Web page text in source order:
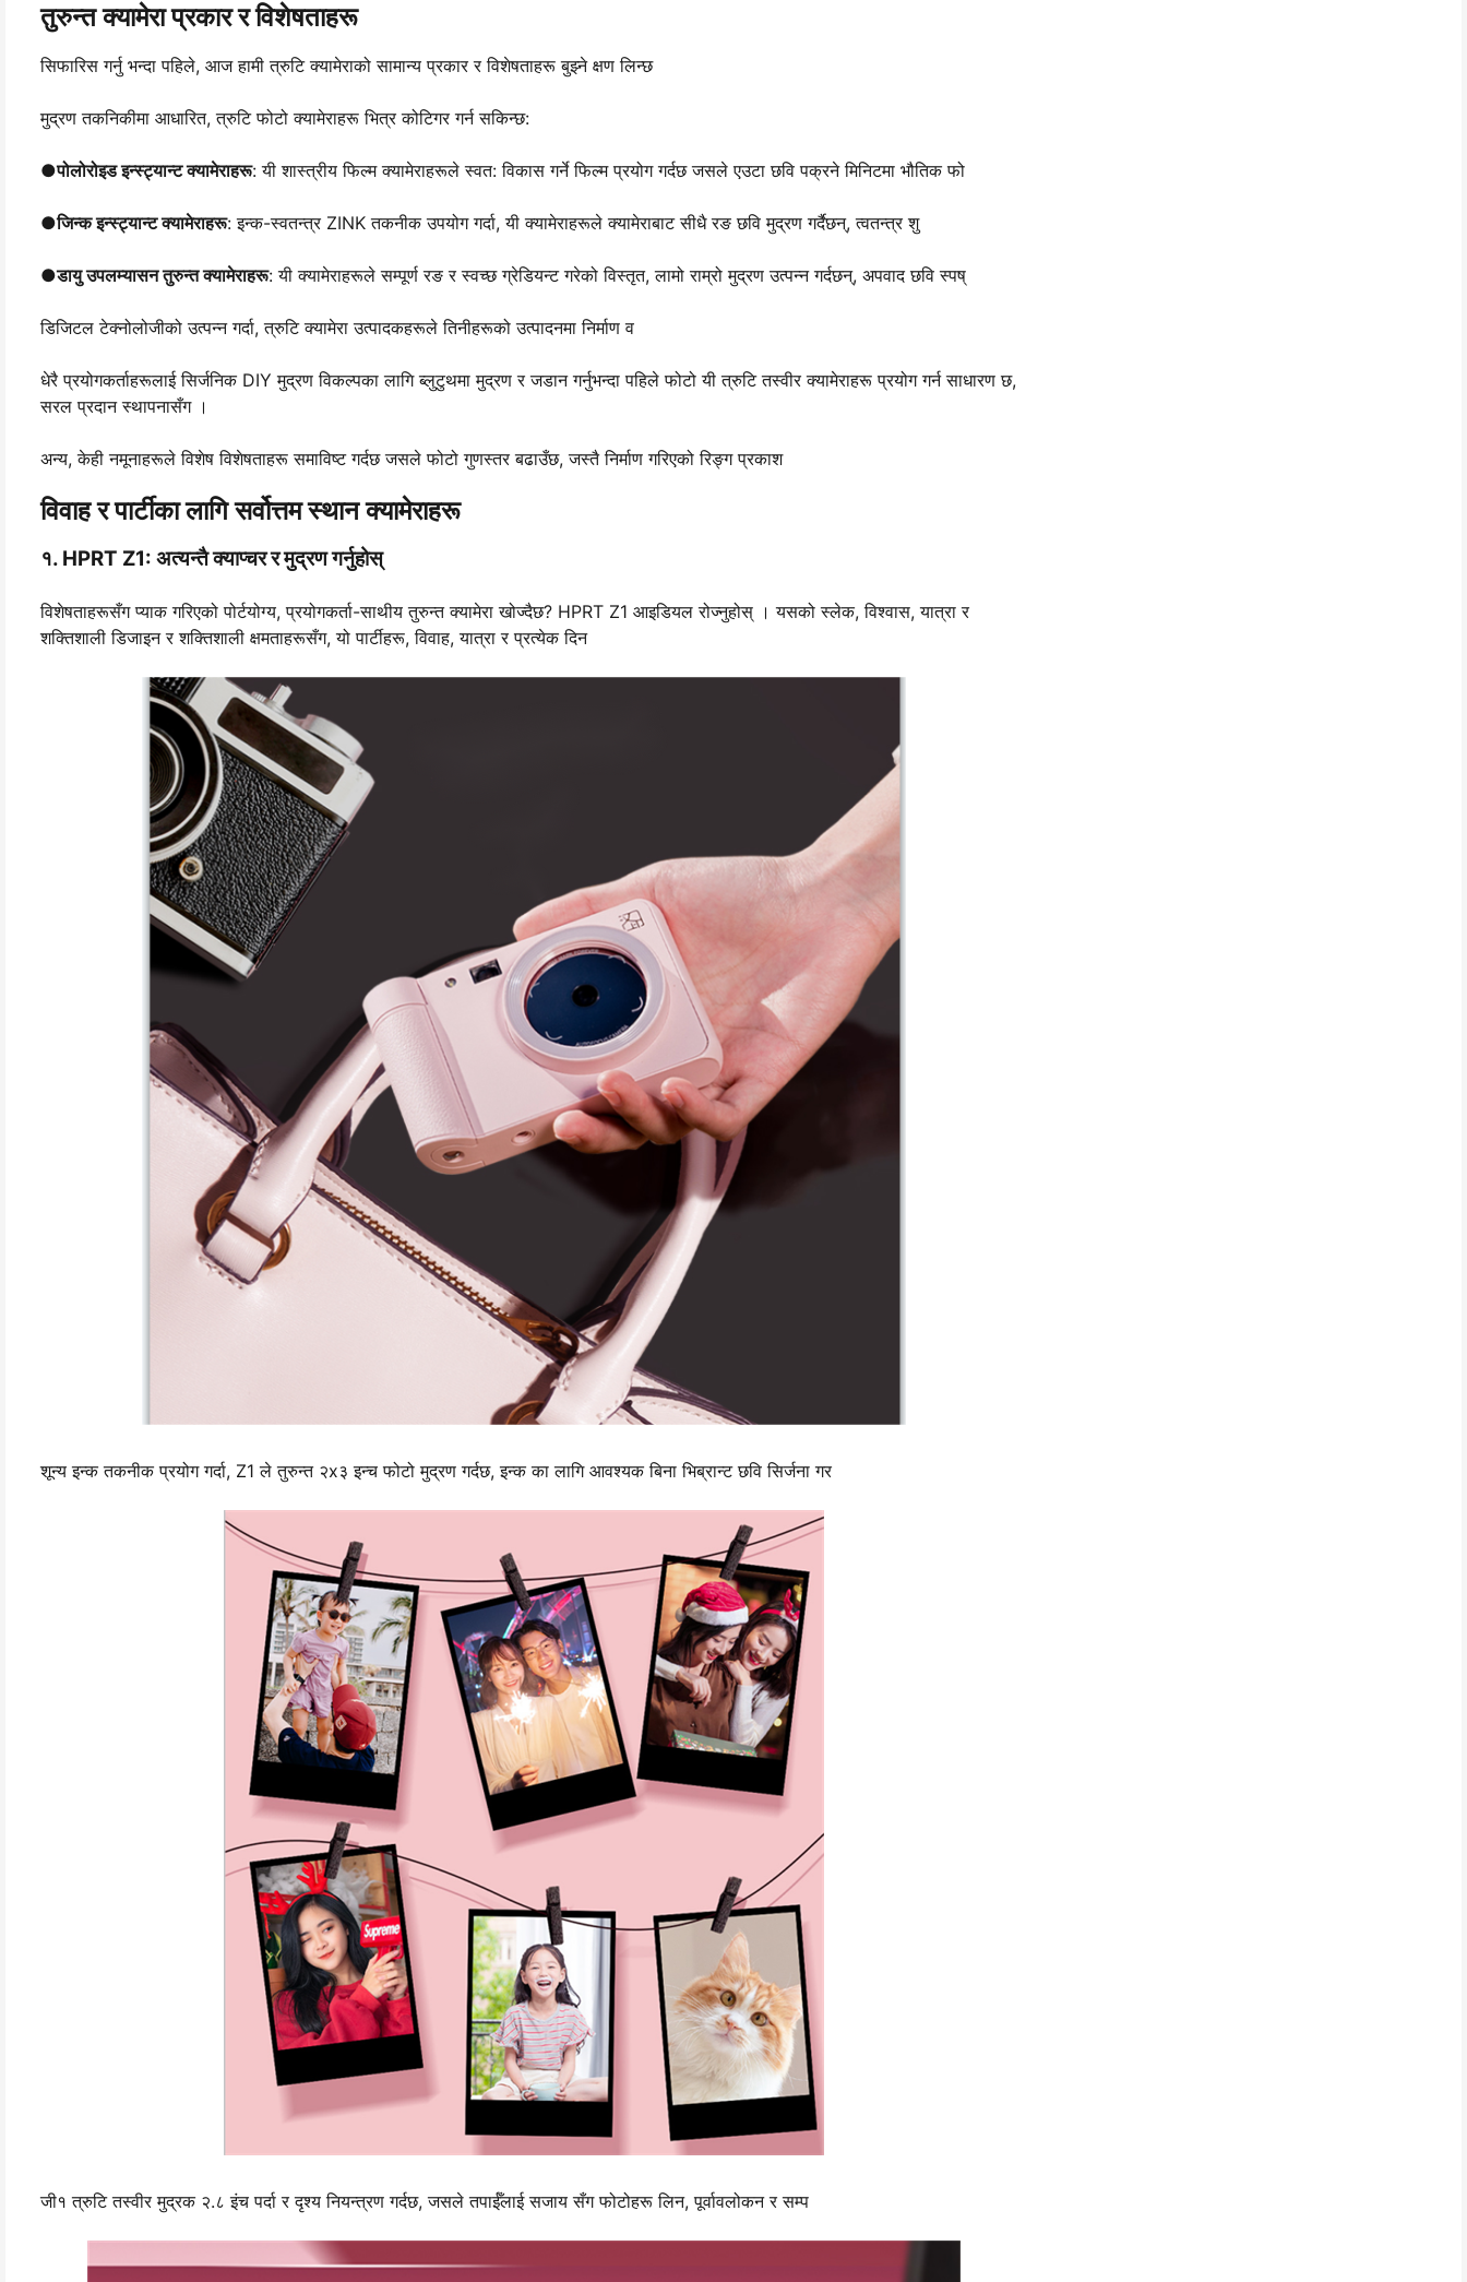
तुरुन्त क्यामेरा प्रकार र विशेषताहरू
सिफारिस गर्नु भन्दा पहिले, आज हामी त्रुटि क्यामेराको सामान्य प्रकार र विशेषताहरू बुझ्ने क्षण लिन्छ
मुद्रण तकनिकीमा आधारित, त्रुटि फोटो क्यामेराहरू भित्र कोटिगर गर्न सकिन्छ:
●पोलोरोइड इन्स्ट्यान्ट क्यामेराहरू: यी शास्त्रीय फिल्म क्यामेराहरूले स्वत: विकास गर्ने फिल्म प्रयोग गर्दछ जसले एउटा छवि पक्रने मिनिटमा भौतिक फो
●जिन्क इन्स्ट्यान्ट क्यामेराहरू: इन्क-स्वतन्त्र ZINK तकनीक उपयोग गर्दा, यी क्यामेराहरूले क्यामेराबाट सीधै रङ छवि मुद्रण गर्दैछन्, त्वतन्त्र शु
●डायु उपलम्यासन तुरुन्त क्यामेराहरू: यी क्यामेराहरूले सम्पूर्ण रङ र स्वच्छ ग्रेडियन्ट गरेको विस्तृत, लामो राम्रो मुद्रण उत्पन्न गर्दछन्, अपवाद छवि स्पष्
डिजिटल टेक्नोलोजीको उत्पन्न गर्दा, त्रुटि क्यामेरा उत्पादकहरूले तिनीहरूको उत्पादनमा निर्माण व
धेरै प्रयोगकर्ताहरूलाई सिर्जनिक DIY मुद्रण विकल्पका लागि ब्लुटुथमा मुद्रण र जडान गर्नुभन्दा पहिले फोटो यी त्रुटि तस्वीर क्यामेराहरू प्रयोग गर्न साधारण छ,
सरल प्रदान स्थापनासँग ।
अन्य, केही नमूनाहरूले विशेष विशेषताहरू समाविष्ट गर्दछ जसले फोटो गुणस्तर बढाउँछ, जस्तै निर्माण गरिएको रिङ्ग प्रकाश
विवाह र पार्टीका लागि सर्वोत्तम स्थान क्यामेराहरू
१. HPRT Z1: अत्यन्तै क्याप्चर र मुद्रण गर्नुहोस्
विशेषताहरूसँग प्याक गरिएको पोर्टयोग्य, प्रयोगकर्ता-साथीय तुरुन्त क्यामेरा खोज्दैछ? HPRT Z1 आइडियल रोज्नुहोस् । यसको स्लेक, विश्वास, यात्रा र
शक्तिशाली डिजाइन र शक्तिशाली क्षमताहरूसँग, यो पार्टीहरू, विवाह, यात्रा र प्रत्येक दिन
शून्य इन्क तकनीक प्रयोग गर्दा, Z1 ले तुरुन्त २x३ इन्च फोटो मुद्रण गर्दछ, इन्क का लागि आवश्यक बिना भिब्रान्ट छवि सिर्जना गर
जी१ त्रुटि तस्वीर मुद्रक २.८ इंच पर्दा र दृश्य नियन्त्रण गर्दछ, जसले तपाईँलाई सजाय सँग फोटोहरू लिन, पूर्वावलोकन र सम्प